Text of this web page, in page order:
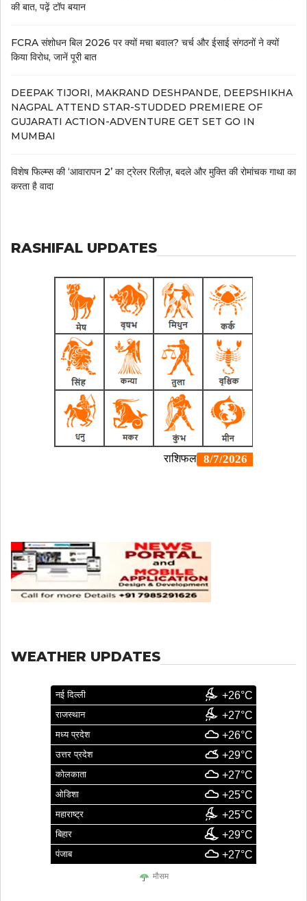
की बात, पढ़ें टॉप बयान
FCRA संशोधन बिल 2026 पर क्यों मचा बवाल? चर्च और ईसाई संगठनों ने क्यों
किया विरोध, जानें पूरी बात
DEEPAK TIJORI, MAKRAND DESHPANDE, DEEPSHIKHA
NAGPAL ATTEND STAR-STUDDED PREMIERE OF
GUJARATI ACTION-ADVENTURE GET SET GO IN
MUMBAI
विशेष फिल्म्स की ‘आवारापन 2’ का ट्रेलर रिलीज़, बदले और मुक्ति की रोमांचक गाथा का
करता है वादा
RASHIFAL UPDATES
WEATHER UPDATES
नई दिल्ली +26°C
राजस्थान +27°C
मध्य प्रदेश +26°C
उत्तर प्रदेश +29°C
कोलकाता +27°C
ओडिशा +25°C
महाराष्ट्र +25°C
बिहार +29°C
पंजाब +27°C
मौसम